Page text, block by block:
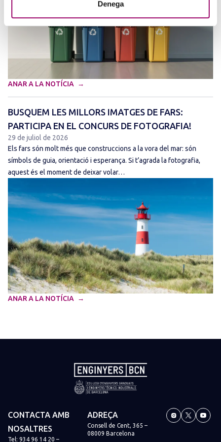
Denega
ANAR A LA NOTÍCIA
BUSQUEM LES MILLORS IMATGES DE FARS:
PARTICIPA EN EL CONCURS DE FOTOGRAFIA!
29 de juliol de 2026
Els fars són molt més que construccions a la vora del mar: són
símbols de guia, orientació i esperança. Si t’agrada la fotografia,
aquest és el moment de deixar volar…
ANAR A LA NOTÍCIA
CONTACTA AMB
NOSALTRES
Tel: 934 96 14 20 –
ADREÇA
Consell de Cent, 365 –
08009 Barcelona